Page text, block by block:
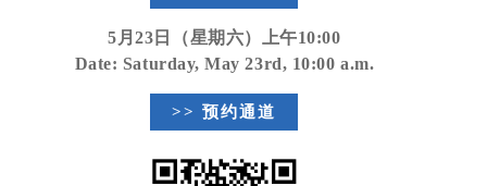
5月23日（星期六）上午10:00
Date: Saturday, May 23rd, 10:00 a.m.
>> 预约通道